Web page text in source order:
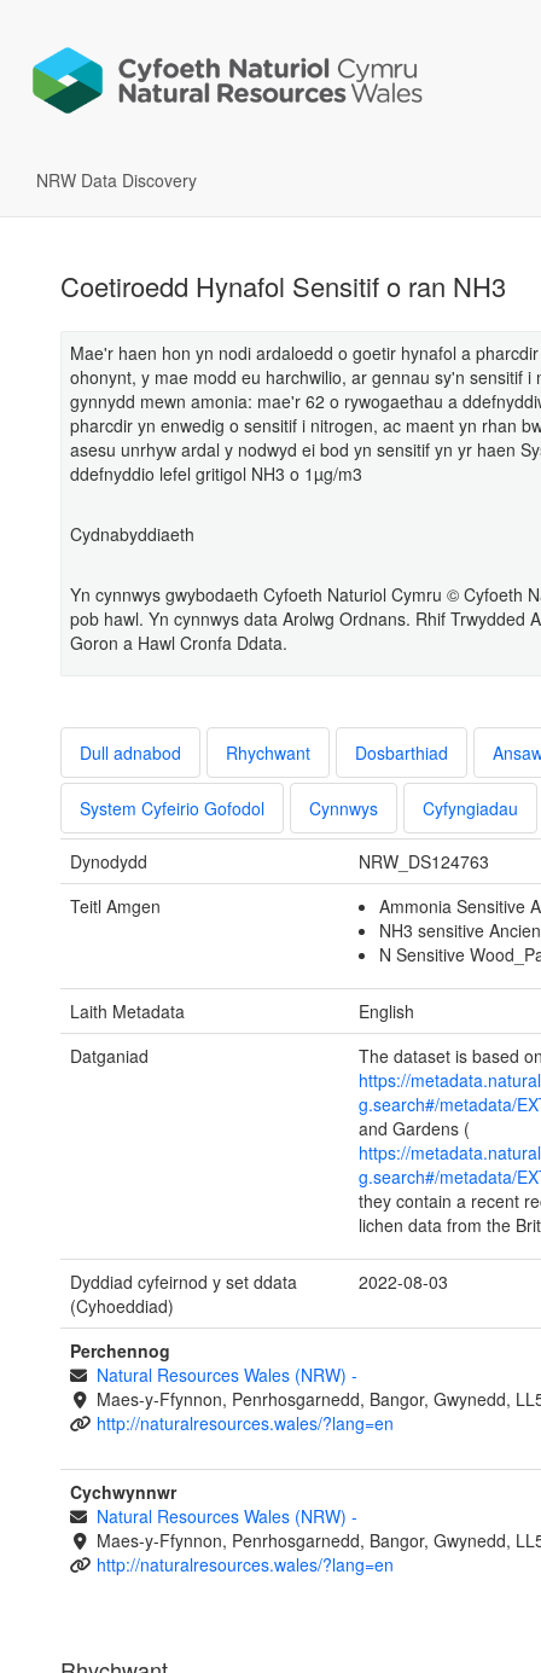
NRW Data Discovery
Coetiroedd Hynafol Sensitif o ran NH3
Mae'r haen hon yn nodi ardaloedd o goetir hynafol a
ohonynt, y mae modd eu harchwilio, ar gennau sy'n sensitif
gynnydd mewn amonia: mae'r 62 o rywogaethau a
pharcdir yn enwedig o sensitif i nitrogen, ac maent yn rhan
asesu unrhyw ardal y nodwyd ei bod yn sensitif yn yr haen
ddefnyddio lefel gritigol NH3 o 1µg/m3
Cydnabyddiaeth
Yn cynnwys gwybodaeth Cyfoeth Naturiol Cymru © Cyfoeth
pob hawl. Yn cynnwys data Arolwg Ordnans. Rhif Trwydded
Goron a Hawl Cronfa Ddata.
Dull adnabod Rhychwant Dosbarthiad
System Cyfeirio Gofodol Cynnwys Cyfyngiadau
Dynodydd
NRW_DS124763
Teitl Amgen
Ammonia Sensitive
NH3 sensitive
N Sensitive
Laith Metadata
English
Datganiad
The dataset is based
https://
g.search#/metadata/
and Gardens (
https://
g.search#/metadata/
they contain a recent
lichen data from the
Dyddiad cyfeirnod y set ddata
(Cyhoeddiad)
2022-08-03
Perchennog
Natural Resources Wales (NRW) -
Maes-y-Ffynnon, Penrhosgarnedd, Bangor, Gwynedd,
http://naturalresources.wales/?lang=en
Cychwynnwr
Natural Resources Wales (NRW) -
Maes-y-Ffynnon, Penrhosgarnedd, Bangor, Gwynedd,
http://naturalresources.wales/?lang=en